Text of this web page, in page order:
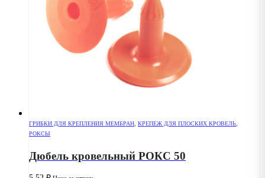
ГРИБКИ ДЛЯ КРЕПЛЕНИЯ МЕМБРАН, КРЕПЕЖ ДЛЯ ПЛОСКИХ КРОВЕЛЬ,
РОКСЫ
Дюбель кровельный РОКС 50